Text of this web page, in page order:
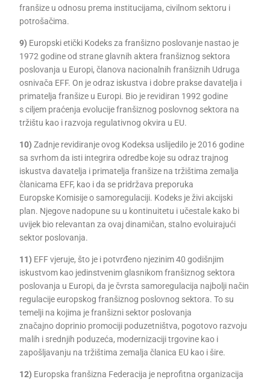
franšize u odnosu prema institucijama, civilnom sektoru i
potrošačima.
9) Europski etički Kodeks za franšizno poslovanje nastao je
1972 godine od strane glavnih aktera franšiznog sektora
poslovanja u Europi, članova nacionalnih franšiznih Udruga
osnivača EFF. On je odraz iskustva i dobre prakse davatelja i
primatelja franšize u Europi. Bio je revidiran 1992 godine
s ciljem praćenja evolucije franšiznog poslovnog sektora na
tržištu kao i razvoja regulativnog okvira u EU.
10) Zadnje revidiranje ovog Kodeksa uslijedilo je 2016 godine
sa svrhom da isti integrira odredbe koje su odraz trajnog
iskustva davatelja i primatelja franšize na tržištima zemalja
članicama EFF, kao i da se pridržava preporuka
Europske Komisije o samoregulaciji. Kodeks je živi akcijski
plan. Njegove nadopune su u kontinuitetu i učestale kako bi
uvijek bio relevantan za ovaj dinamičan, stalno evoluirajući
sektor poslovanja.
11) EFF vjeruje, što je i potvrđeno njezinim 40 godišnjim
iskustvom kao jedinstvenim glasnikom franšiznog sektora
poslovanja u Europi, da je čvrsta samoregulacija najbolji način
regulacije europskog franšiznog poslovnog sektora. To su
temelji na kojima je franšizni sektor poslovanja
značajno doprinio promociji poduzetništva, pogotovo razvoju
malih i srednjih poduzeća, modernizaciji trgovine kao i
zapošljavanju na tržištima zemalja članica EU kao i šire.
12) Europska franšizna Federacija je neprofitna organizacija